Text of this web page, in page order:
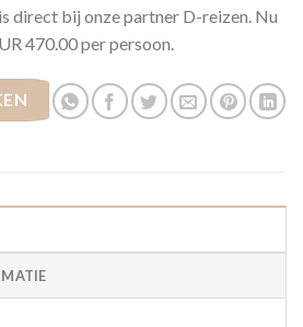
direct bij onze partner D-reizen. Nu
470.00 per persoon.